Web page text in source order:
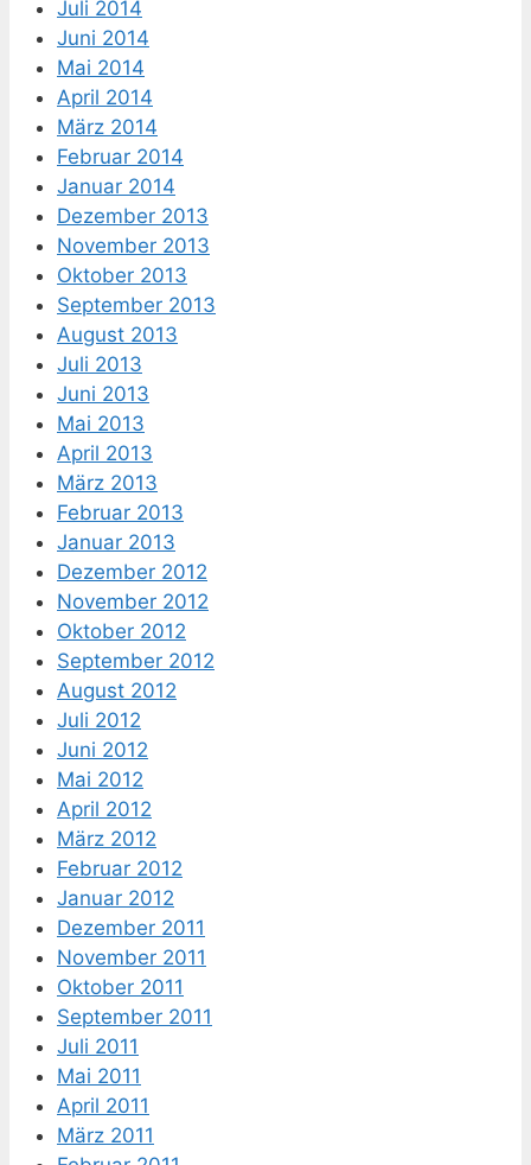
Juli 2014
Juni 2014
Mai 2014
April 2014
März 2014
Februar 2014
Januar 2014
Dezember 2013
November 2013
Oktober 2013
September 2013
August 2013
Juli 2013
Juni 2013
Mai 2013
April 2013
März 2013
Februar 2013
Januar 2013
Dezember 2012
November 2012
Oktober 2012
September 2012
August 2012
Juli 2012
Juni 2012
Mai 2012
April 2012
März 2012
Februar 2012
Januar 2012
Dezember 2011
November 2011
Oktober 2011
September 2011
Juli 2011
Mai 2011
April 2011
März 2011